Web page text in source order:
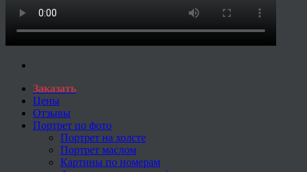
Заказать
Цены
Отзывы
Портрет по фото
Портрет на холсте
Портрет маслом
Картины по номерам